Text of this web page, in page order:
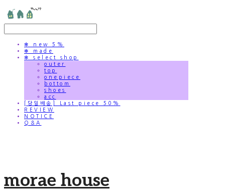
✻ new 5%
✻ made
✻ select shop
outer
top
onepiece
bottom
shoes
acc
[당일배송] Last piece 50%
REVIEW
NOTICE
Q&A
morae house